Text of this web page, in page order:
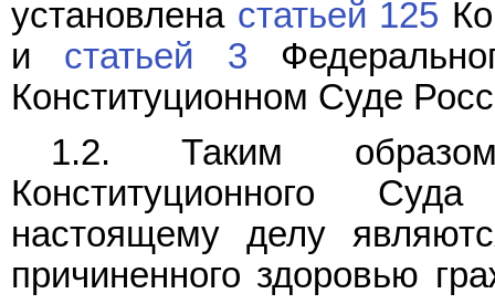
установлена статьей 125
и статьей 3
Конституционном Суде
1.2. Таким
Конституционного
настоящему делу
причиненного здоровью